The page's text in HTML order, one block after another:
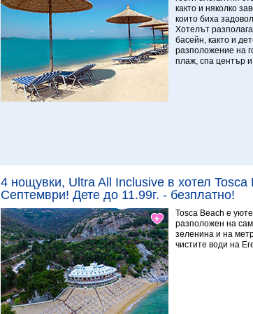
7.5 Отличен
както и няколко
които биха
Хотелът
басейн, както и
разположение на
плаж, спа център и
4 нощувки, Ultra All Inclusive в хотел
Септември! Дете до 11.99г. - безплатно!
Tosca Beach е
разположен на
зеленина и на
чистите води на